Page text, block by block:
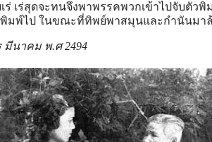
ร่ เร่สุดจะทนจึงพาพรรคพวกเข้าไปจับตัว
มพ์ไป ในขณะที่ทิพย์พาสมุนและกํานันมา
นาคม พ.ศ 2494